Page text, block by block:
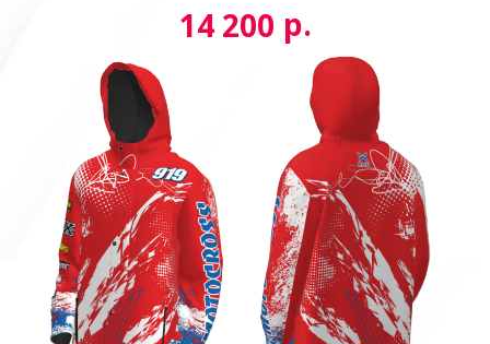
14 200 р.